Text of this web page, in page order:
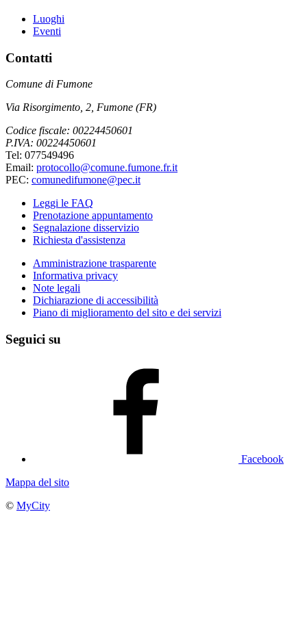
Luoghi
Eventi
Contatti
Comune di Fumone
Via Risorgimento, 2, Fumone (FR)
Codice fiscale: 00224450601
P.IVA: 00224450601
Tel: 077549496
Email: protocollo@comune.fumone.fr.it
PEC: comunedifumone@pec.it
Leggi le FAQ
Prenotazione appuntamento
Segnalazione disservizio
Richiesta d'assistenza
Amministrazione trasparente
Informativa privacy
Note legali
Dichiarazione di accessibilità
Piano di miglioramento del sito e dei servizi
Seguici su
Facebook
Mappa del sito
© MyCity